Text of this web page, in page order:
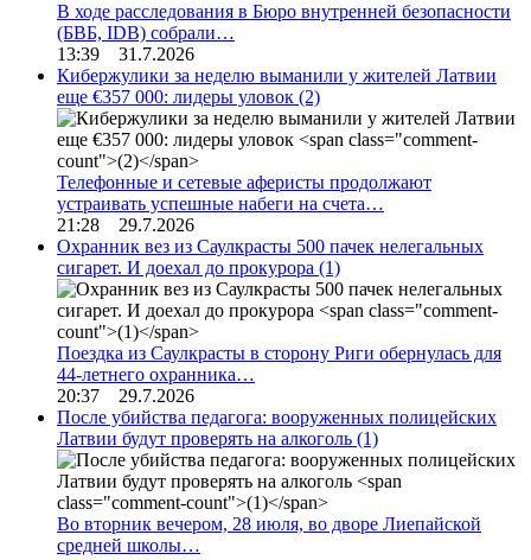
В ходе расследования в Бюро внутренней безопасности
(БВБ, IDB) собрали…
13:39 31.7.2026
Кибержулики за неделю выманили у жителей Латвии
еще €357 000: лидеры уловок (2)
Телефонные и сетевые аферисты продолжают
устраивать успешные набеги на счета…
21:28 29.7.2026
Охранник вез из Саулкрасты 500 пачек нелегальных
сигарет. И доехал до прокурора (1)
Поездка из Саулкрасты в сторону Риги обернулась для
44-летнего охранника…
20:37 29.7.2026
После убийства педагога: вооруженных полицейских
Латвии будут проверять на алкоголь (1)
Во вторник вечером, 28 июля, во дворе Лиепайской
средней школы…